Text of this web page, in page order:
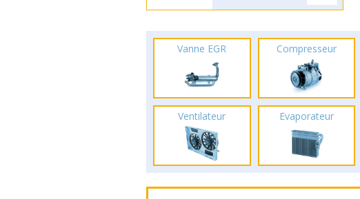
Vanne EGR Compresseur
Ventilateur Evaporateur